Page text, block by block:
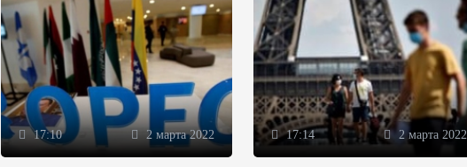
17:10 2 марта 2022 17:14 2 марта 2022